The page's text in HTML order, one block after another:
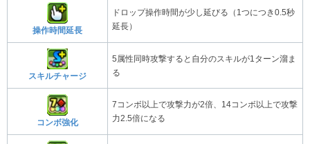
操作時間延長
ドロップ操作時間が少し延びる（1つにつき0.5秒
延長）
スキルチャージ
5属性同時攻撃すると自分のスキルが1ターン溜ま
る
コンボ強化
7コンボ以上で攻撃力が2倍、14コンボ以上で攻撃
力2.5倍になる